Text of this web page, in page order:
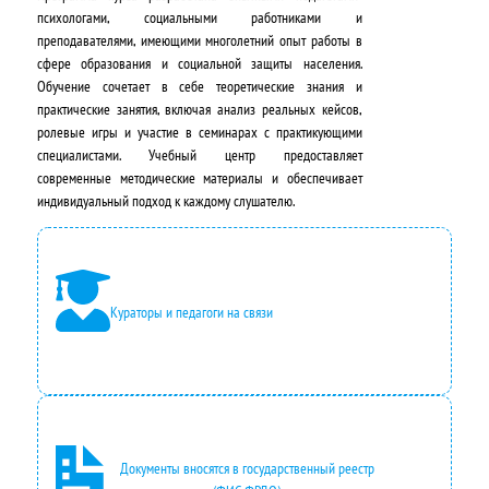
л
ь
н
а
я
ц
е
н
а
с
о
с
т
н
а
:
2
4
2
.
психологами, социальными работниками и
преподавателями, имеющими многолетний опыт работы в
сфере образования и социальной защиты населения.
Обучение сочетает в себе теоретические знания и
практические занятия, включая анализ реальных кейсов,
ролевые игры и участие в семинарах с практикующими
специалистами. Учебный центр предоставляет
современные методические материалы и обеспечивает
индивидуальный подход к каждому слушателю.
Кураторы и педагоги на связи
Документы вносятся в государственный реестр